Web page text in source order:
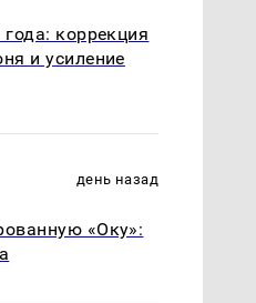
коррекция
и усиление
день назад
«Оку»: